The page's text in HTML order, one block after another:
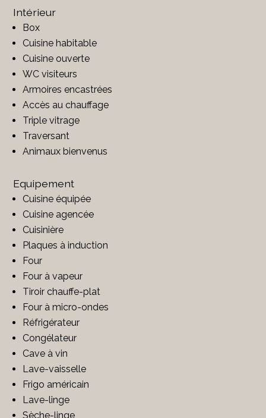
Intérieur
Box
Cuisine habitable
Cuisine ouverte
WC visiteurs
Armoires encastrées
Accès au chauffage
Triple vitrage
Traversant
Animaux bienvenus
Equipement
Cuisine équipée
Cuisine agencée
Cuisinière
Plaques à induction
Four
Four à vapeur
Tiroir chauffe-plat
Four à micro-ondes
Réfrigérateur
Congélateur
Cave à vin
Lave-vaisselle
Frigo américain
Lave-linge
Sèche-linge